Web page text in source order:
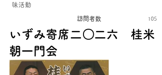
味活動
訪問者数 105
いずみ寄席二〇二六 桂米
朝一門会